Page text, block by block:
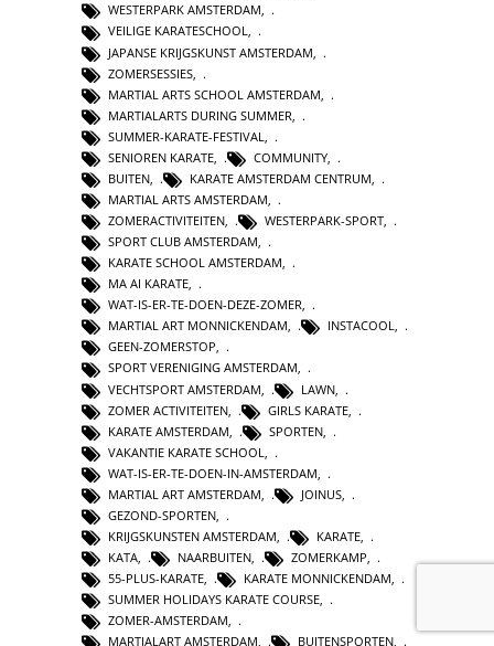
WESTERPARK AMSTERDAM,
VEILIGE KARATESCHOOL,
JAPANSE KRIJGSKUNST AMSTERDAM
ZOMERSESSIES
MARTIAL ARTS SCHOOL AMSTERDAM
MARTIALARTS DURING SUMMER
SUMMER-KARATE-FESTIVAL
SENIOREN KARATE
COMMUNITY
BUITEN
KARATE AMSTERDAM CENTRUM
MARTIAL ARTS AMSTERDAM
ZOMERACTIVITEITEN, WESTERPARK-SPORT,
SPORT CLUB AMSTERDAM,
KARATE SCHOOL AMSTERDAM,
MA AI KARATE,
WAT-IS-ER-TE-DOEN-DEZE-ZOMER,
MARTIAL ART MONNICKENDAM, INSTACOOL,
GEEN-ZOMERSTOP,
SPORT VERENIGING AMSTERDAM,
VECHTSPORT AMSTERDAM
LAWN
ZOMER ACTIVITEITEN
GIRLS KARATE
KARATE AMSTERDAM
SPORTEN
VAKANTIE KARATE SCHOOL
WAT-IS-ER-TE-DOEN-IN-AMSTERDAM
MARTIAL ART AMSTERDAM
JOINUS
GEZOND-SPORTEN
KRIJGSKUNSTEN AMSTERDAM
KARATE
KATA, NAARBUITEN, ZOMERKAMP,
55-PLUS-KARATE, KARATE MONNICKENDAM,
SUMMER HOLIDAYS KARATE COURSE,
ZOMER-AMSTERDAM,
MARTIALART AMSTERDAM, BUITENSPORTEN,